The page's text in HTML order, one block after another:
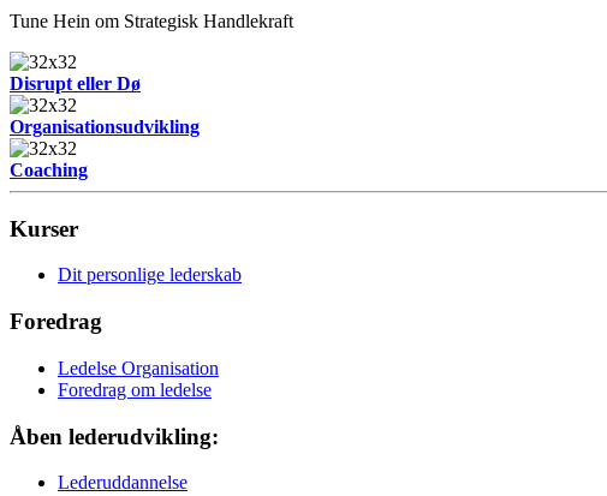
Tune Hein om Strategisk Handlekraft
Disrupt eller Dø
Organisationsudvikling
Coaching
Kurser
Dit personlige lederskab
Foredrag
Ledelse Organisation
Foredrag om ledelse
Åben lederudvikling:
Lederuddannelse